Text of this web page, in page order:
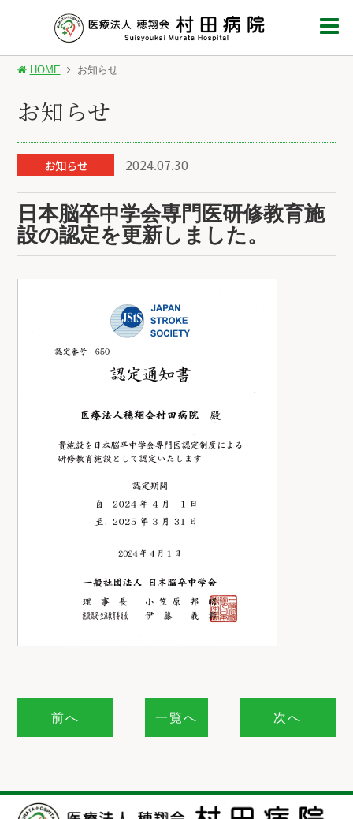
HOME お知らせ
お知らせ
お知らせ 2024.07.30
日本脳卒中学会専門医研修教育施
設の認定を更新しました。
前へ 一覧へ 次へ